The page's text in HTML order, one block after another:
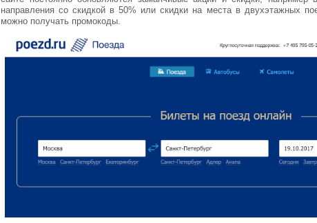
направления со скидкой в 50% или скидки на места в двухэтажных
можно получать промокоды.